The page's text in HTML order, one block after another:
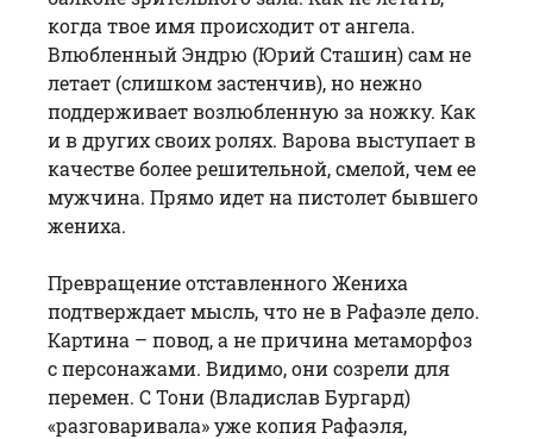
когда твое имя происходит от ангела.
Влюбленный Эндрю (Юрий Сташин) сам не
летает (слишком застенчив), но нежно
поддерживает возлюбленную за ножку. Как
и в других своих ролях. Варова выступает в
качестве более решительной, смелой, чем ее
мужчина. Прямо идет на пистолет бывшего
жениха.
Превращение отставленного Жениха
подтверждает мысль, что не в Рафаэле дело.
Картина – повод, а не причина метаморфоз
с персонажами. Видимо, они созрели для
перемен. С Тони (Владислав Бургард)
«разговаривала» уже копия Рафаэля,